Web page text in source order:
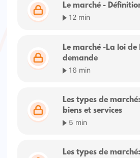
Le marché -
12 min
Le marché -La loi de
demande
16 min
Les types de
biens et services
5 min
Les types de